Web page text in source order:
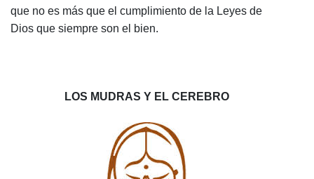
que no es más que el cumplimiento de la Leyes de
Dios que siempre son el bien.
LOS MUDRAS Y EL CEREBRO